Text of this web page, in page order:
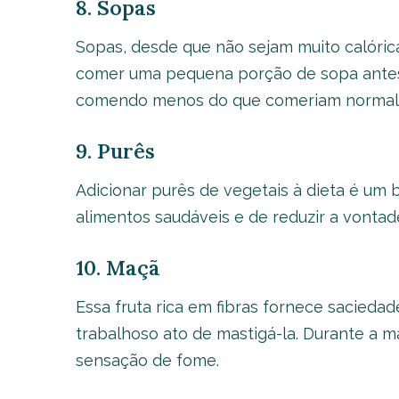
8. Sopas
Sopas, desde que não sejam muito
comer uma pequena porção de sopa
comendo menos do que comeriam
9. Purês
Adicionar purês de vegetais à dieta é um
alimentos saudáveis e de reduzir a
10. Maçã
Essa fruta rica em fibras fornece
trabalhoso ato de mastigá-la. Durante a
sensação de fome.